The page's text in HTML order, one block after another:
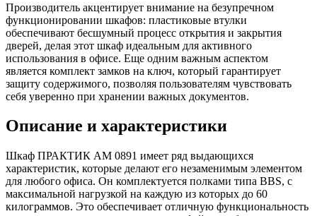
Производитель акцентирует внимание на безупречном
функционировании шкафов: пластиковые втулки
обеспечивают бесшумный процесс открытия и закрытия
дверей, делая этот шкаф идеальным для активного
использования в офисе. Еще одним важным аспектом
является комплект замков на ключ, который гарантирует
защиту содержимого, позволяя пользователям чувствовать
себя уверенно при хранении важных документов.
Описание и характеристики
Шкаф ПРАКТИК AM 0891 имеет ряд выдающихся
характеристик, которые делают его незаменимым элементом
для любого офиса. Он комплектуется полками типа BBS, с
максимальной нагрузкой на каждую из которых до 60
килограммов. Это обеспечивает отличную функциональность